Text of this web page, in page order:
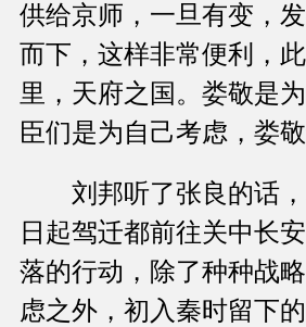
供给京师，一旦有变，
而下，这样非常便利，
里，天府之国。娄敬是
臣们是为自己考虑，娄
刘邦听了张良的话，
日起驾迁都前往关中长
落的行动，除了种种战
虑之外，初入秦时留下